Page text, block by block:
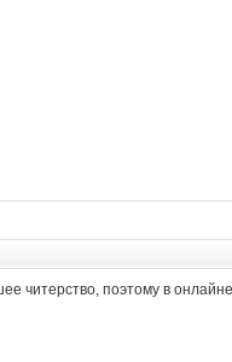
читерство, поэтому в